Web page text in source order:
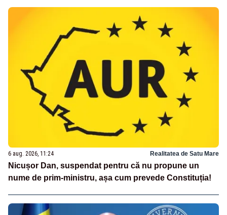
6 aug. 2026, 11:24 Realitatea de Satu Mare
Nicușor Dan, suspendat pentru că nu propune un
nume de prim-ministru, așa cum prevede Constituția!